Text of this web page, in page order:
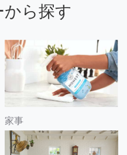
ら探す
家事